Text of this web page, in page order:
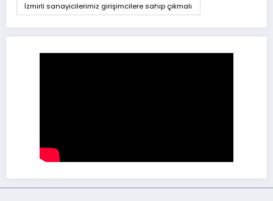
İzmirli sanayicilerimiz girişimcilere sahip çıkmalı